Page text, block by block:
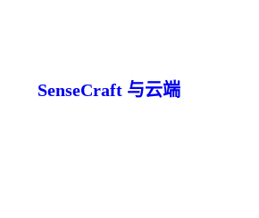
SenseCraft 与云端